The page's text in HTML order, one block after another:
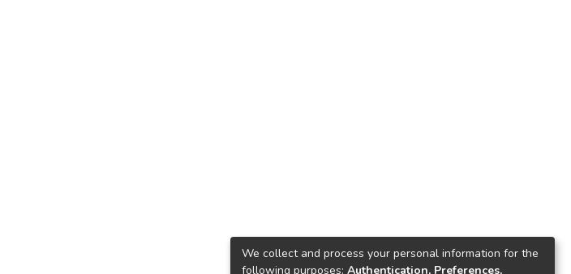
We collect and process your personal information for the
following purposes: Authentication, Preferences,